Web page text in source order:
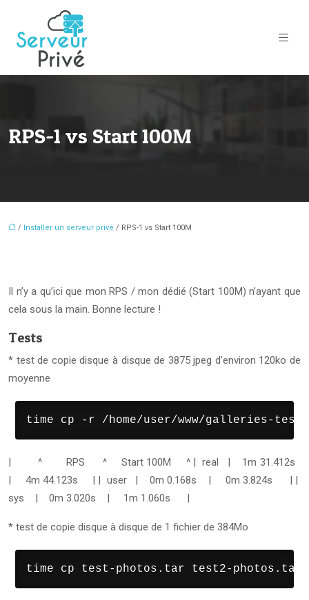
RPS-1 vs Start 100M
/ Installer un serveur privé / RPS-1 vs Start 100M
Il n’y a qu’ici que mon RPS / mon dédié (Start 100M) n’ayant que
cela sous la main. Bonne lecture !
Tests
* test de copie disque à disque de 3875 jpeg d’environ 120ko de
moyenne
time cp -r /home/user/www/galleries-
| ^ RPS ^ Start 100M ^ | real | 1m 31.412s
| 4m 44.123s | | user | 0m 0.168s | 0m 3.824s | |
sys | 0m 3.020s | 1m 1.060s |
* test de copie disque à disque de 1 fichier de 384Mo
time cp test-photos.tar test2-photos.tar